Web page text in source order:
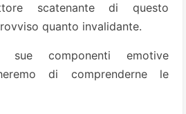
scatenante di questo
quanto invalidante.
sue componenti emotive
di comprenderne le